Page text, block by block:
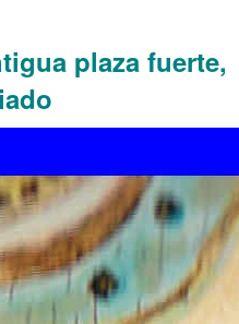
plaza fuerte,